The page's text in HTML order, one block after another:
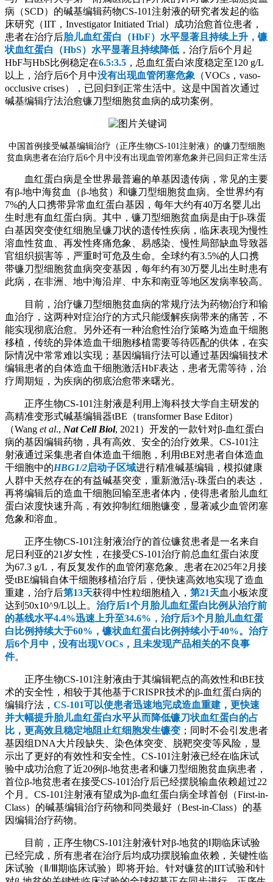
病（SCD）的碱基编辑药物CS-101注射液的研究者发起的临
床研究（IIT，Investigator Initiated Trial）成功治愈首位患者，
患者在治疗后胎儿血红蛋白（HbF）水平显著且持续上升，镰
状血红蛋白（HbS）水平显著且持续降低 ，治疗后6个月起
HbF与HbS比例稳定在6.5:3.5 ，总血红蛋白浓度稳定至120 g/L
以上，治疗后6个月中没有出现血管闭塞危象 （VOCs，vaso-
occlusive crises），已回归到正常生活中。这是中国首次通过
碱基编辑疗法治愈镰刀型细胞贫血病的成功案例。
中国首例接受碱基编辑治疗（正序生物CS-101注射液）的镰刀型细胞
贫血病患者在治疗后6个月中没有出现血管闭塞危象并已回归正常生活
血红蛋白病是全世界最普遍的单基因遗传病，常见的主要
有β-地中海贫血（β-地贫）和镰刀型细胞贫血病。全世界约有
7%的人口携带异常血红蛋白基因，每年大约有40万名婴儿出
生时患有血红蛋白病。其中，镰刀型细胞贫血病是由于β-珠蛋
白基因突变使红细胞呈镰刀状的遗传性疾病，临床表现为慢性
溶血性贫血、再发性疼痛危象、易感染、慢性局部缺血导致器
官组织损害等，严重时可危及生命。全球约有3.5%的人口携
带镰刀型细胞贫血病突变基因，每年约有30万婴儿出生时患有
此病，在非洲、地中海沿岸、中东和南亚等地区发病率较高。
目前，治疗镰刀型细胞贫血病的常规疗法为药物治疗和输
血治疗，这两种对症治疗的方式只能缓解疾病带来的痛苦，不
能实现彻底治愈。另外还有一种治愈性治疗策略为造血干细胞
移植，传统的异体造血干细胞移植需要等待匹配的供体，在实
际情况中常常难以实现；基因编辑疗法可以通过基因编辑技术
编辑患者的自体造血干细胞激活HbF表达，患者无需等待，治
疗周期短，为疾病的彻底治愈带来曙光。
正序生物CS-101注射液是利用上海科技大学自主研发的
高精准变形式碱基编辑器tBE（transformer Base Editor）
（Wang et al., Nat Cell Biol, 2021）开发的一款针对β-血红蛋白
病的基因编辑药物，具有高效、安全的治疗效果。CS-101注
射液通过采集患者自体造血干细胞，利用tBE对患者自体造血
干细胞中的HBG1/2启动子区域进行精准碱基编辑，模拟健康
人群中天然存在的有益碱基突变，重新激活γ-珠蛋白的表达，
再将编辑后的造血干细胞回输至患者体内，使得患者胎儿血红
蛋白浓度快速升高，有效抑制红细胞镰变，显著减少血管闭塞
危象和溶血。
正序生物CS-101注射液治疗的首位镰贫患者是一名来自
尼日利亚的21岁女性，在接受CS-101治疗前总血红蛋白浓度
为67.3 g/L，有反复发作的血管闭塞危象。患者在2025年2月接
受tBE编辑自体干细胞移植治疗后，便快速高效地实现了造血
重建，治疗后第13天获得中性粒细胞植入， 第21天血小板浓度
达到50x10^9/L以上。 治疗后1个月胎儿血红蛋白比例从治疗前
的基线水平4.4%迅速上升至34.6%，治疗后3个月胎儿血红蛋
白比例持续大于60%，镰状血红蛋白比例持续小于40%。治疗
后6个月中，没有出现VOCs，且未发现产品相关的不良事
件。
正序生物CS-101注射液由于其编辑靶点的高效性和tBE技
术的安全性，相较于其他基于CRISPR技术的β-血红蛋白病的
编辑疗法， CS-101可以使患者迅速地完成造血重建，更快速
并大幅提升胎儿血红蛋白水平从而降低镰刀状血红蛋白的占
比，更高效且稳定地阻止红细胞发生镰变 ；同时不会引发患者
基因组DNA大片段缺失、染色体突变、脱靶突变等风险，显
示出了更好的有效性和安全性。CS-101注射液已经在临床试
验中成功治愈了近20例β-地贫患者和镰刀型细胞贫血病患者，
首位β-地贫患者在接受CS-101治疗后已经摆脱输血依赖超过22
个月。CS-101注射液有望成为β-血红蛋白病全球首创（First-in-
Class）的碱基编辑治疗药物和同类最好（Best-in-Class）的基
因编辑治疗药物。
目前，正序生物CS-101注射液针对β-地贫的Ⅰ期临床试验
已经完成，所有患者在治疗后均成功摆脱输血依赖，关键性临
床试验（Ⅱ/Ⅲ期临床试验）即将开始。针对镰贫的IIT试验和针